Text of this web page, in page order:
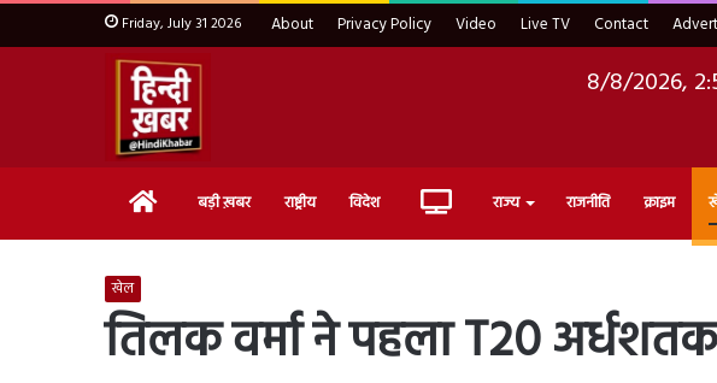
Friday, July 31 2026 About Privacy Policy Video Live TV Contact
8/8/2026,
Home बड़ी ख़बर राष्ट्रीय विदेश Live राज्य राजनीति क्राइम
खेल
तिलक वर्मा ने पहला T20